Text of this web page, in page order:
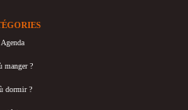
Agenda
manger ?
dormir ?